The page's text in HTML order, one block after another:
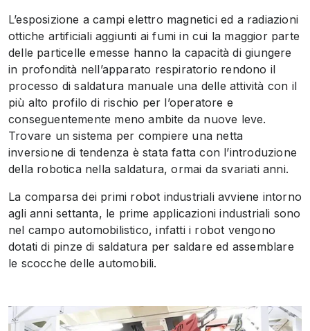
L’esposizione a campi elettro magnetici ed a radiazioni
ottiche artificiali aggiunti ai fumi in cui la maggior parte
delle particelle emesse hanno la capacità di giungere
in profondità nell’apparato respiratorio rendono il
processo di saldatura manuale una delle attività con il
più alto profilo di rischio per l’operatore e
conseguentemente meno ambite da nuove leve.
Trovare un sistema per compiere una netta
inversione di tendenza è stata fatta con l’introduzione
della robotica nella saldatura, ormai da svariati anni.
La comparsa dei primi robot industriali avviene intorno
agli anni settanta, le prime applicazioni industriali sono
nel campo automobilistico, infatti i robot vengono
dotati di pinze di saldatura per saldare ed assemblare
le scocche delle automobili.